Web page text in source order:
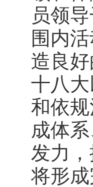
员领
围内
造良
十八
和依
成体
发力
将形